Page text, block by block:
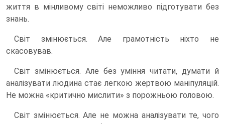
життя в мінливому світі неможливо підготувати без
знань.
Світ змінюється. Але грамотність ніхто не
скасовував.
Світ змінюється. Але без уміння читати, думати й
аналізувати людина стає легкою жертвою маніпуляцій.
Не можна «критично мислити» з порожньою головою.
Світ змінюється. Але не можна аналізувати те, чого